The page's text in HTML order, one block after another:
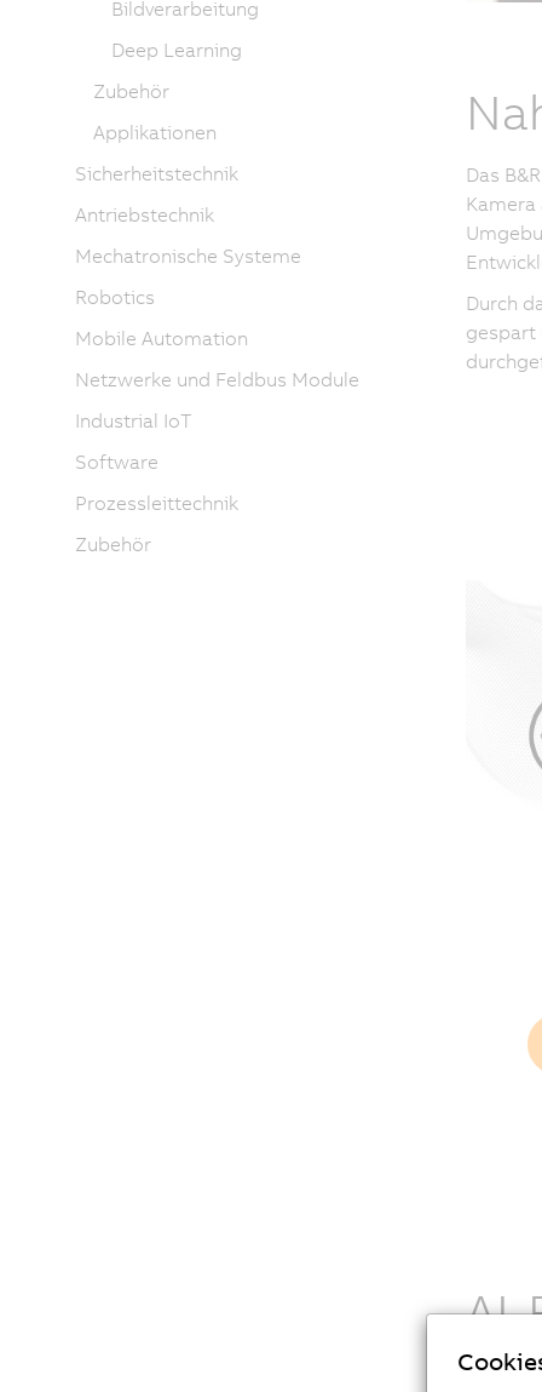
Das
Kamera
Durch
gespart
AI-
Bildverarbeitung
Deep Learning
Zubehör
Applikationen
Sicherheitstechnik
Antriebstechnik
Mechatronische Systeme
Robotics
Mobile Automation
Netzwerke und Feldbus Module
Industrial IoT
Software
Prozessleittechnik
Zubehör